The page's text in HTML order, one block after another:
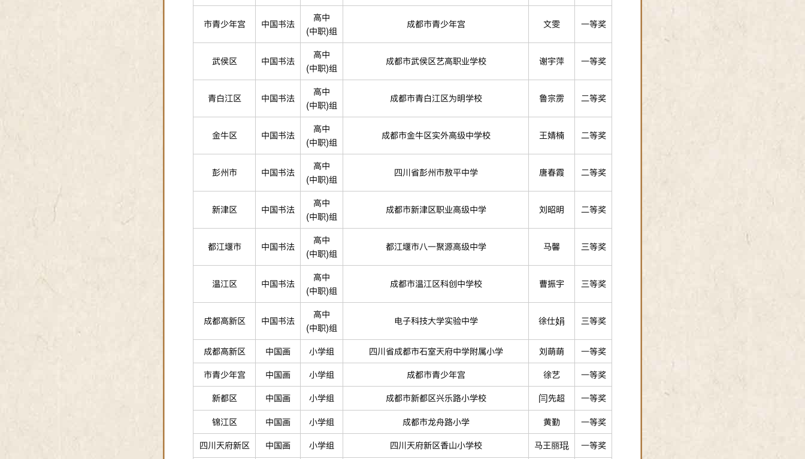
市青少年宫 中国书法
高中
(中职)组
成都市青少年宫 文雯 一等奖
武侯区 中国书法
高中
(中职)组
成都市武侯区艺高职业学校 谢宇萍 一等奖
青白江区 中国书法
高中
(中职)组
成都市青白江区为明学校 鲁宗雳 二等奖
金牛区 中国书法
高中
(中职)组
成都市金牛区实外高级中学校 王婧楠 二等奖
彭州市 中国书法
高中
(中职)组
四川省彭州市敖平中学 唐春霞 二等奖
新津区 中国书法
高中
(中职)组
成都市新津区职业高级中学 刘昭明 二等奖
都江堰市 中国书法
高中
(中职)组
都江堰市八一聚源高级中学 马馨 三等奖
温江区 中国书法
高中
(中职)组
成都市温江区科创中学校 曹振宇 三等奖
成都高新区 中国书法
高中
(中职)组
电子科技大学实验中学 徐仕娟 三等奖
成都高新区 中国画 小学组 四川省成都市石室天府中学附属小学 刘萌萌 一等奖
市青少年宫 中国画 小学组 成都市青少年宫 徐艺 一等奖
新都区 中国画 小学组 成都市新都区兴乐路小学校 闫先超 一等奖
锦江区 中国画 小学组 成都市龙舟路小学 黄勤 一等奖
四川天府新区 中国画 小学组 四川天府新区香山小学校 马王丽琨 一等奖